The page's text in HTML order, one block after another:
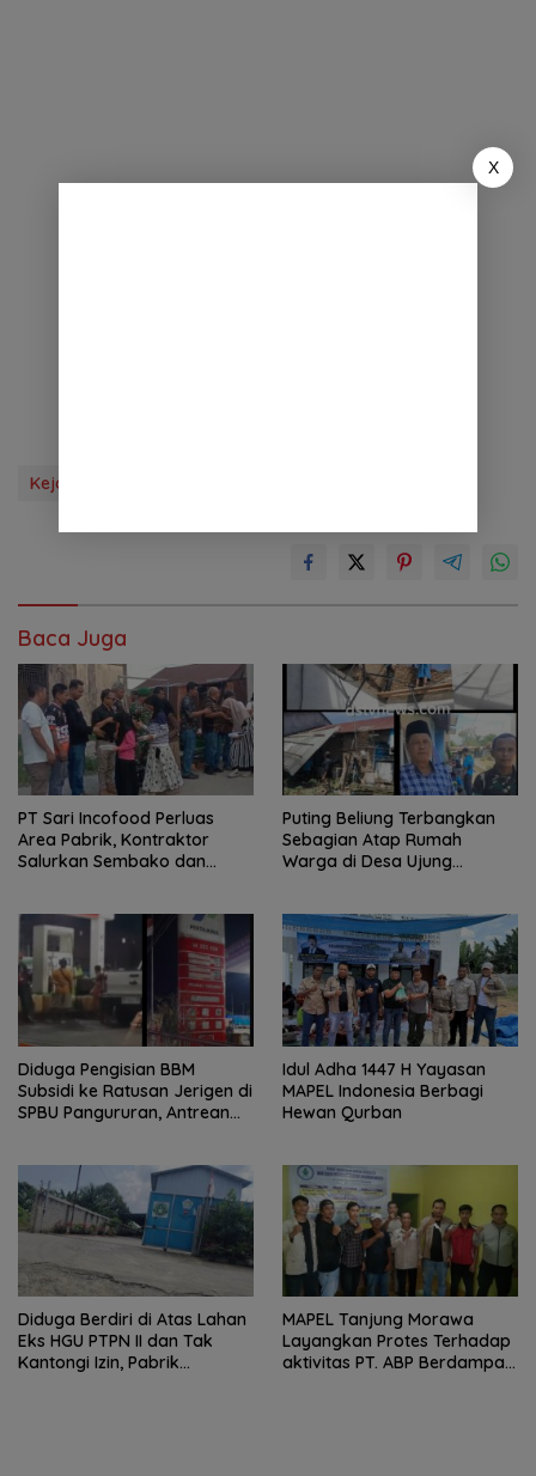
Kejahatan
Baca Juga
PT Sari Incofood Perluas
Area Pabrik, Kontraktor
Salurkan Sembako dan
Puting Beliung Terbangkan
Sebagian Atap Rumah
Warga di Desa Ujung
Bantuan
Diduga Pengisian BBM
Subsidi ke Ratusan Jerigen di
SPBU Pangururan, Antrean
Idul Adha 1447 H Yayasan
MAPEL Indonesia Berbagi
Hewan Qurban
Diduga Berdiri di Atas Lahan
Eks HGU PTPN II dan Tak
Kantongi Izin, Pabrik
MAPEL Tanjung Morawa
Layangkan Protes Terhadap
aktivitas PT. ABP Berdampak
X